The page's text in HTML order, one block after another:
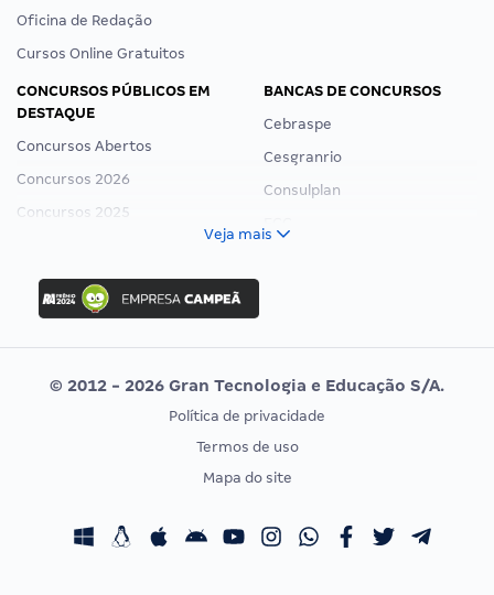
Oficina de Redação
Cursos Online Gratuitos
CONCURSOS PÚBLICOS EM
DESTAQUE
Concursos Abertos
Concursos 2026
Concursos 2025
Concurso Ibama
Concurso MPU
Editais publicados
BANCAS DE CONCURSOS
Cebraspe
Cesgranrio
Consulplan
Vunesp
CONCURSOS POR PROFISSÃO
Concursos Fiscais
EXAME DE ORDEM
Calendário OAB
Veja mais
© 2012 - 2026 Gran Tecnologia e Educação S/A.
Política de privacidade
Termos de uso
Mapa do site